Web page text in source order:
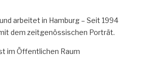
arbeitet in Hamburg – Seit 1994
dem zeitgenössischen Porträt.
im Öffentlichen Raum